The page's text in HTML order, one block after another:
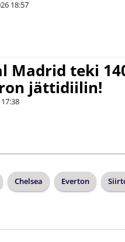
18:57
Madrid teki
jättidiilin!
17:38
Chelsea Everton